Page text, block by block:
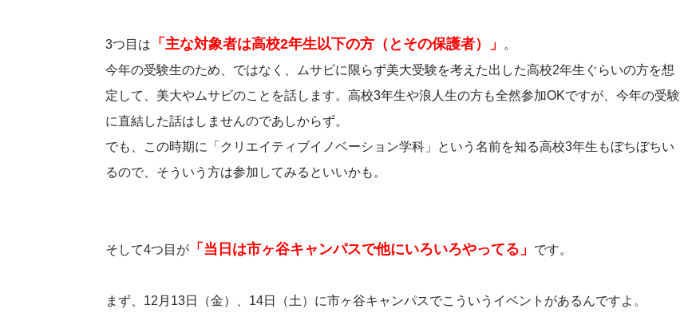
3つ目は 「主な対象者は高校2年生以下の方（とその保護者）」
。
今年の受験生のため、ではなく、ムサビに限らず美大受験を考えた出した高校2年生ぐらいの方を想
定して、美大やムサビのことを話します。高校3年生や浪人生の方も全然参加OKですが、今年の受験
に直結した話はしませんのであしからず。
でも、この時期に「クリエイティブイノベーション学科」という名前を知る高校3年生もぼちぼちい
るので、そういう方は参加してみるといいかも。
そして4つ目が 「当日は市ヶ谷キャンパスで他にいろいろやってる」 です。
まず、12月13日（金）、14日（土）に市ヶ谷キャンパスでこういうイベントがあるんですよ。